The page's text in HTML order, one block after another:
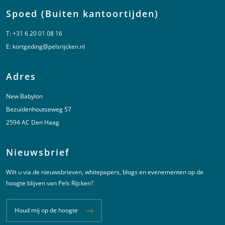
Spoed (Buiten kantoortijden)
T:+31 6 20 01 08 16
E: kortgeding@pelsrijcken.nl
Adres
New Babylon
Bezuidenhoutseweg 57
2594 AC Den Haag
Nieuwsbrief
Wilt u via de nieuwsbrieven, whitepapers, blogs en evenementen op de
hoogte blijven van Pels Rijcken?
Houd mij op de hoogte